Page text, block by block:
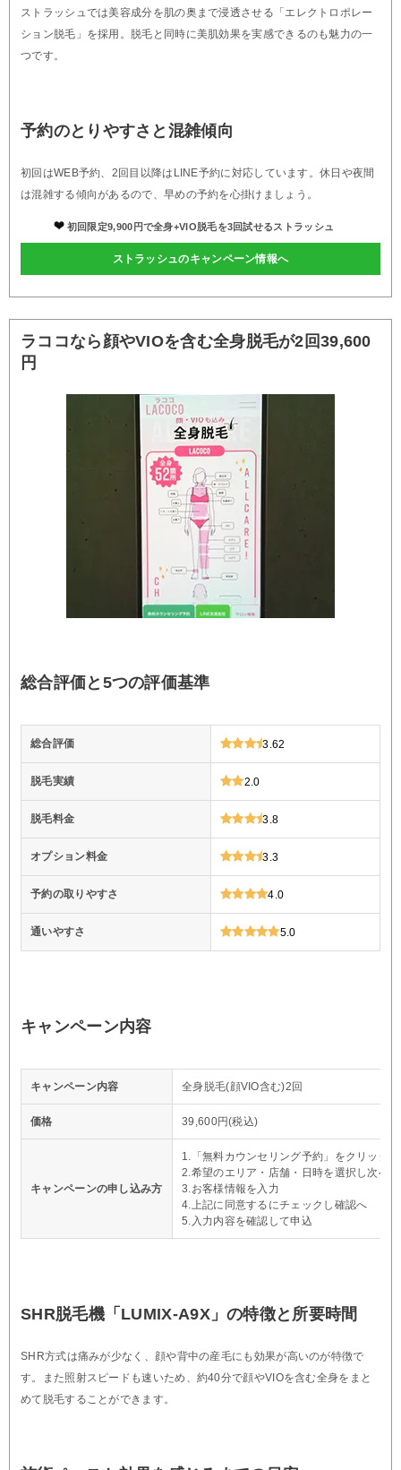
ストラッシュでは美容成分を肌の奥まで浸透させる「エレクトロポレー
ション脱毛」を採用。脱毛と同時に美肌効果を実感できるのも魅力の一
つです。
予約のとりやすさと混雑傾向
初回はWEB予約、2回目以降はLINE予約に対応しています。休日や夜間
は混雑する傾向があるので、早めの予約を心掛けましょう。
初回限定9,900円で全身+VIO脱毛を3回試せるストラッシュ
ストラッシュのキャンペーン情報へ
ラココなら顔やVIOを含む全身脱毛が2回39,600
円
総合評価と5つの評価基準
総合評価 3.62
脱毛実績 2.0
脱毛料金 3.8
オプション料金 3.3
予約の取りやすさ 4.0
通いやすさ 5.0
キャンペーン内容
キャンペーン内容 全身脱毛(顔VIO含む)2回
価格 39,600円(税込)
キャンペーンの申し込み方
1.「無料カウンセリング予約」をクリック
2.希望のエリア・店舗・日時を選択し次へ
3.お客様情報を入力
4.上記に同意するにチェックし確認へ
5.入力内容を確認して申込
SHR脱毛機「LUMIX-A9X」の特徴と所要時間
SHR方式は痛みが少なく、顔や背中の産毛にも効果が高いのが特徴で
す。また照射スピードも速いため、約40分で顔やVIOを含む全身をまと
めて脱毛することができます。